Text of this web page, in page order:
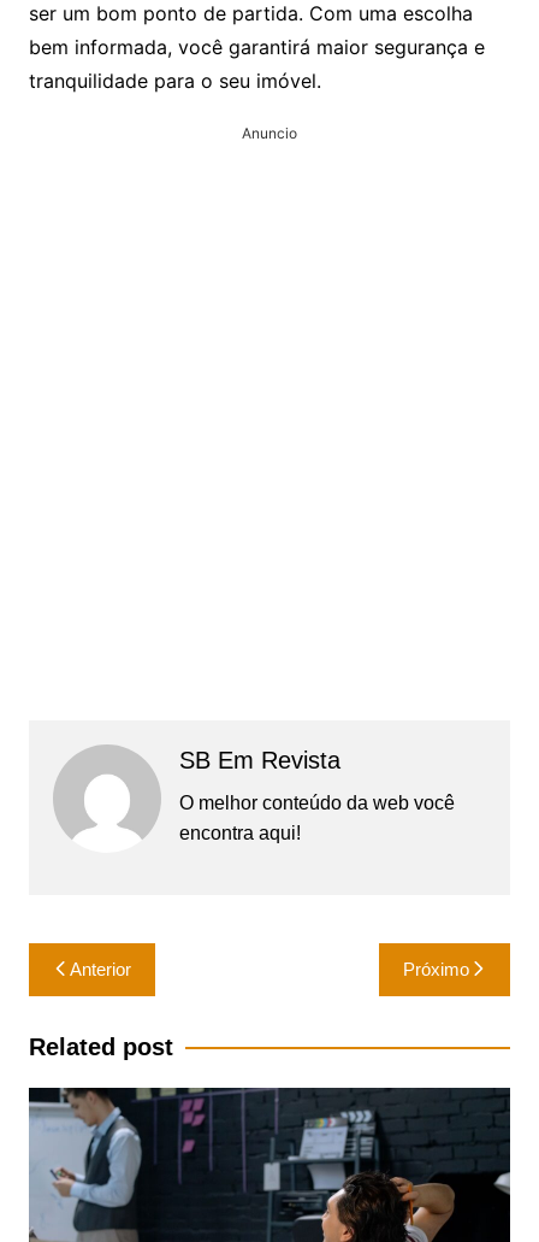
ser um bom ponto de partida. Com uma escolha
bem informada, você garantirá maior segurança e
tranquilidade para o seu imóvel.
Anuncio
SB Em Revista
O melhor conteúdo da web você
encontra aqui!
Navegação
de
Post
Anterior Próximo
Related post